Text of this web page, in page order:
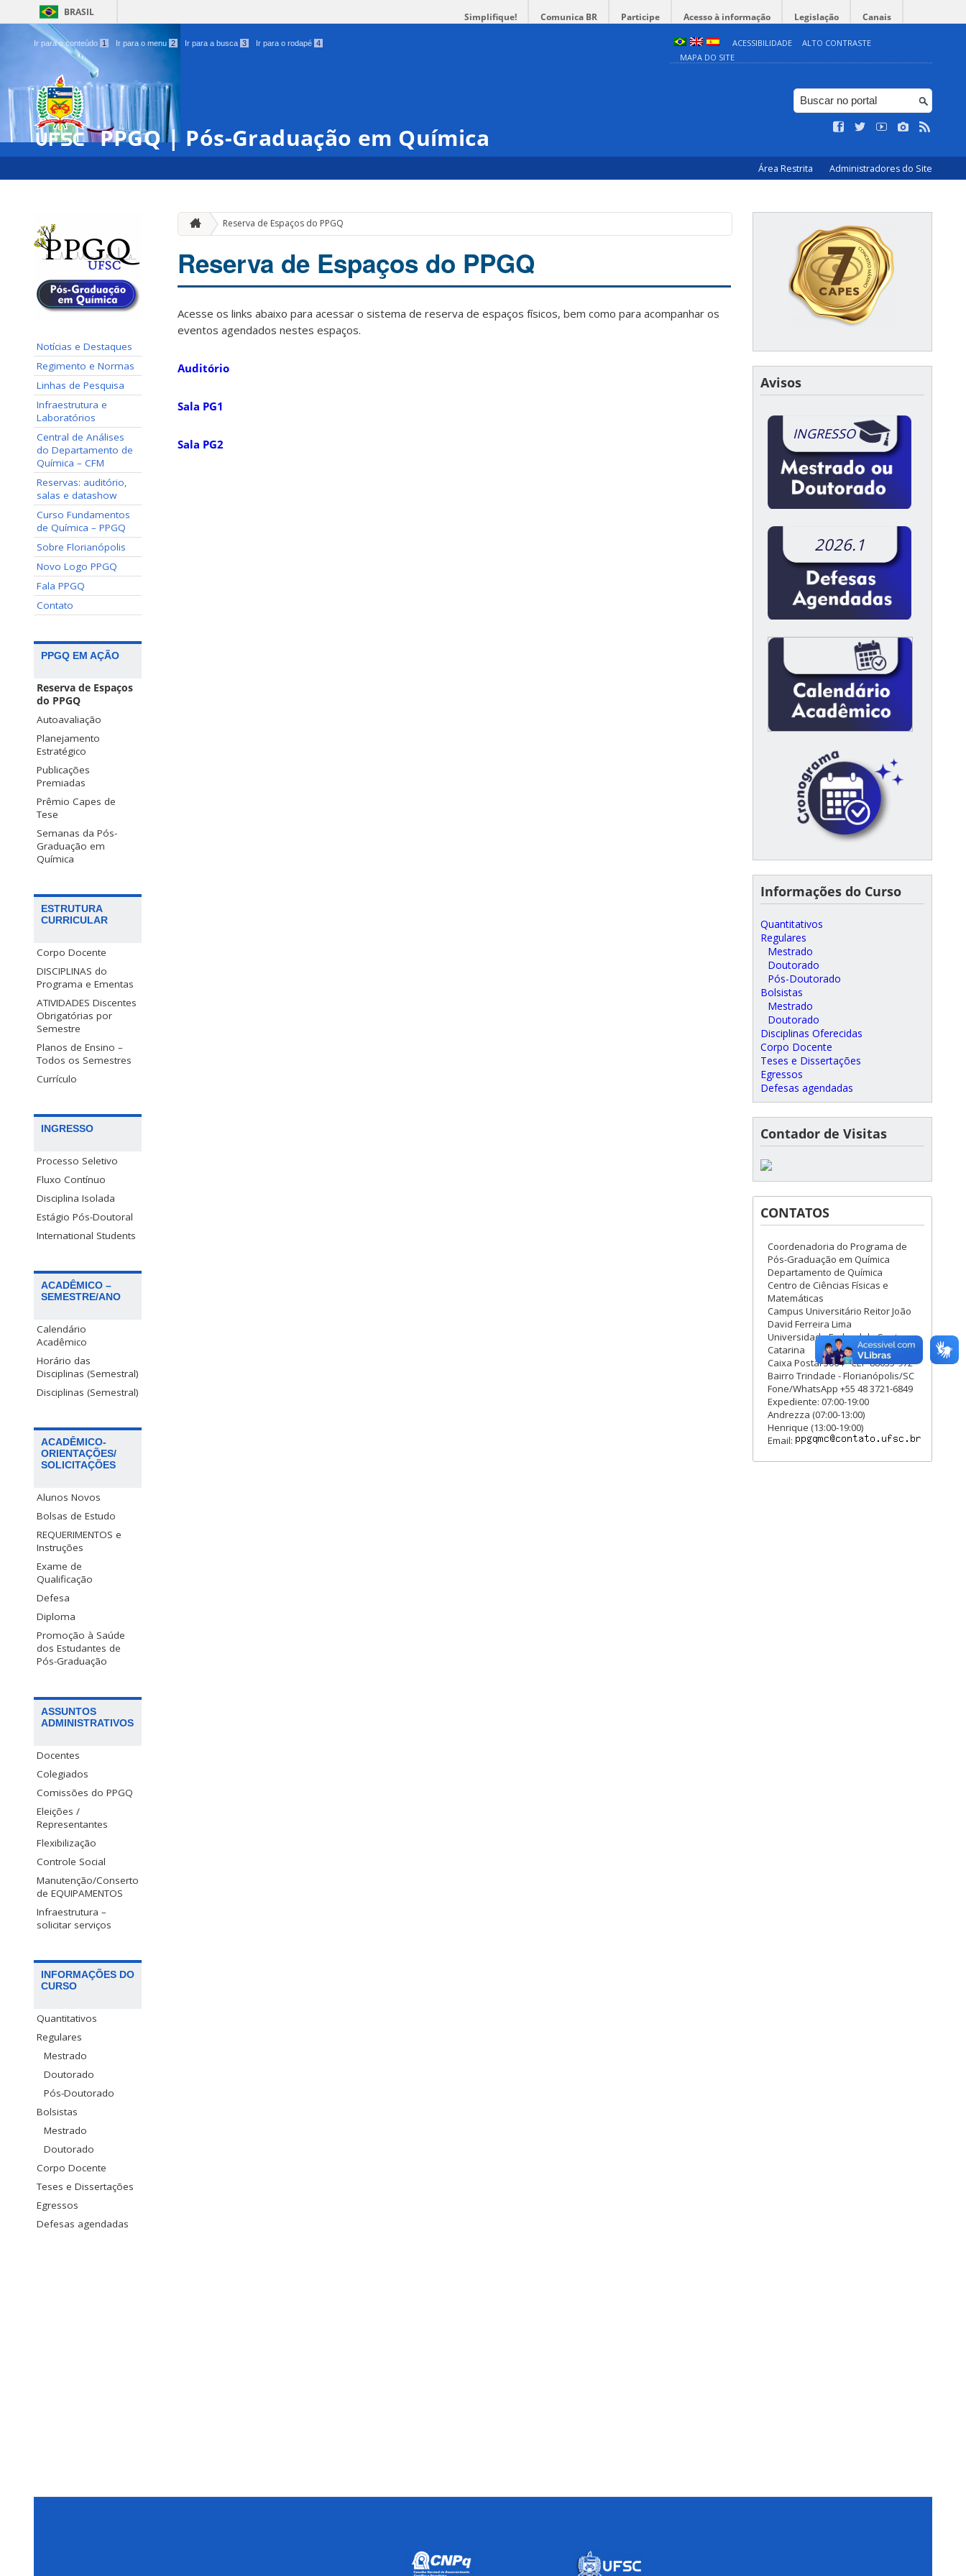
BRASIL Simplifique! Comunica BR Participe Acesso à informação Legislação Canais
Ir para o conteúdo 1 Ir para o menu 2 Ir para a busca 3 Ir para o rodapé 4 ACESSIBILIDADE
ALTO CONTRASTE
MAPA DO SITE
PPGQ | Pós-Graduação em Química
Área Restrita Administradores do Site
Notícias e Destaques
Regimento e Normas
Linhas de Pesquisa
Infraestrutura e
Laboratórios
Central de Análises
do Departamento de
Química – CFM
Reservas: auditório,
salas e datashow
Curso Fundamentos
de Química – PPGQ
Sobre Florianópolis
Novo Logo PPGQ
Fala PPGQ
Contato
PPGQ EM AÇÃO
Reserva de Espaços
do PPGQ
Autoavaliação
Planejamento
Estratégico
Publicações
Premiadas
Prêmio Capes de
Tese
Semanas da Pós-
Graduação em
Química
ESTRUTURA
CURRICULAR
Corpo Docente
DISCIPLINAS do
Programa e Ementas
ATIVIDADES Discentes
Obrigatórias por
Semestre
Planos de Ensino –
Todos os Semestres
Currículo
INGRESSO
Processo Seletivo
Fluxo Contínuo
Disciplina Isolada
Estágio Pós-Doutoral
International Students
ACADÊMICO –
SEMESTRE/ANO
Calendário
Acadêmico
Horário das
Disciplinas (Semestral)
Disciplinas (Semestral)
ACADÊMICO-
ORIENTAÇÕES/
SOLICITAÇÕES
Alunos Novos
Bolsas de Estudo
REQUERIMENTOS e
Instruções
Exame de
Qualificação
Defesa
Diploma
Promoção à Saúde
dos Estudantes de
Pós-Graduação
ASSUNTOS
ADMINISTRATIVOS
Docentes
Colegiados
Comissões do PPGQ
Eleições /
Representantes
Flexibilização
Controle Social
Manutenção/Conserto
de EQUIPAMENTOS
Infraestrutura –
solicitar serviços
INFORMAÇÕES DO
CURSO
Quantitativos
Regulares
Mestrado
Doutorado
Pós-Doutorado
Bolsistas
Mestrado
Doutorado
Corpo Docente
Teses e Dissertações
Egressos
Defesas agendadas
Reserva de Espaços do PPGQ
Reserva de Espaços do PPGQ
Acesse os links abaixo para acessar o sistema de reserva de espaços físicos, bem como para acompanhar os
eventos agendados nestes espaços.
Auditório
Sala PG1
Sala PG2
Avisos
INGRESSO
2026.1
Informações do Curso
Quantitativos
Regulares
Mestrado
Doutorado
Pós-Doutorado
Bolsistas
Mestrado
Doutorado
Disciplinas Oferecidas
Corpo Docente
Teses e Dissertações
Egressos
Defesas agendadas
Contador de Visitas
CONTATOS
Coordenadoria do Programa de
Pós-Graduação em Química
Departamento de Química
Centro de Ciências Físicas e
Matemáticas
Campus Universitário Reitor João
David Ferreira Lima
Universidade Federal de Santa
Catarina
Caixa Postal 5064 - CEP 88035-972
Bairro Trindade - Florianópolis/SC
Fone/WhatsApp +55 48 3721-6849
Expediente: 07:00-19:00
Andrezza (07:00-13:00)
Henrique (13:00-19:00)
Email: